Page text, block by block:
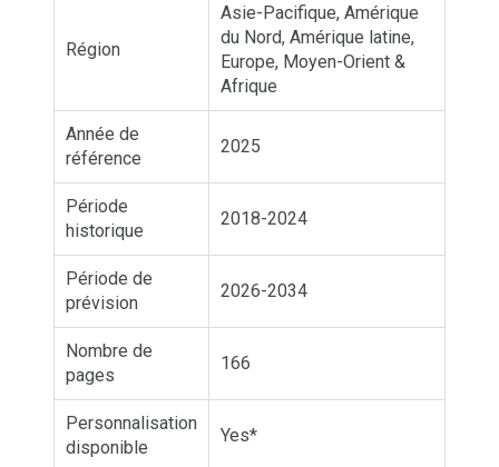
Région
Asie-Pacifique, Amérique
du Nord, Amérique latine,
Europe, Moyen-Orient &
Afrique
Année de
référence
2025
Période
historique
2018-2024
Période de
prévision
2026-2034
Nombre de
pages
166
Personnalisation
disponible
Yes*